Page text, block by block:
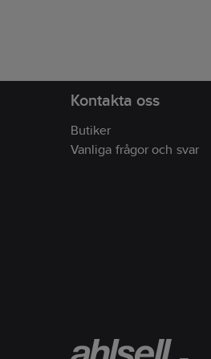
anpassa matlagningen
Kontakta oss
Butiker
Vanliga frågor och svar